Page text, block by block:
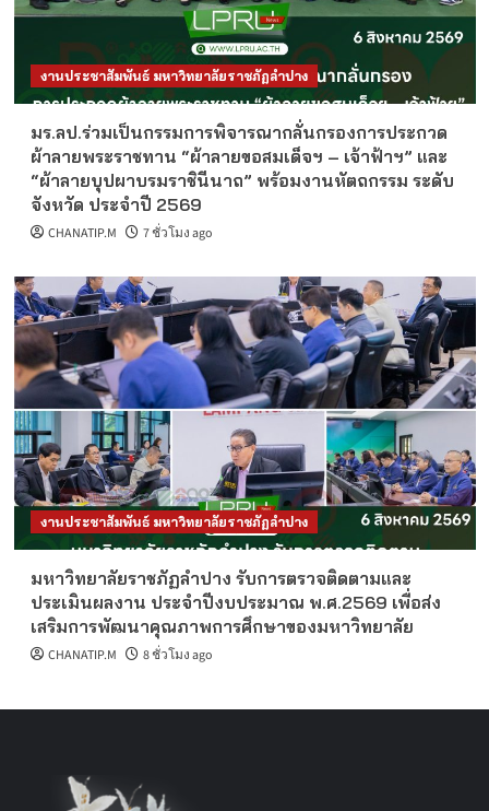
งานประชาสัมพันธ์ มหาวิทยาลัยราชภัฏลำปาง
มร.ลป.ร่วมเป็นกรรมการพิจารณากลั่นกรองการประกวด
ผ้าลายพระราชทาน “ผ้าลายขอสมเด็จฯ – เจ้าฟ้าฯ” และ
“ผ้าลายบุปผาบรมราชินีนาถ” พร้อมงานหัตถกรรม ระดับ
จังหวัด ประจำปี 2569
CHANATIP.M 7 ชั่วโมง ago
งานประชาสัมพันธ์ มหาวิทยาลัยราชภัฏลำปาง
มหาวิทยาลัยราชภัฏลำปาง รับการตรวจติดตามและ
ประเมินผลงาน ประจำปีงบประมาณ พ.ศ.2569 เพื่อส่ง
เสริมการพัฒนาคุณภาพการศึกษาของมหาวิทยาลัย
CHANATIP.M 8 ชั่วโมง ago